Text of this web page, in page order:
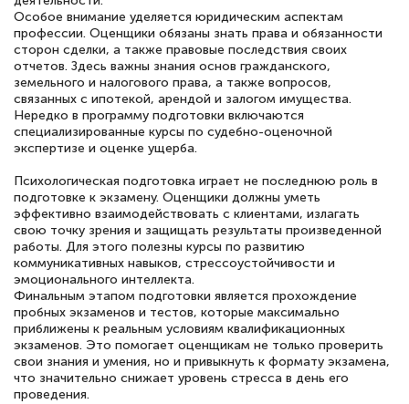
Знаток города 5 уровня
11 марта 2026
Всем добрый день! Я прошла курс
повышени каалификации по
специальности «Тренер-преподаватель
по тяжелой атлетике»! Хочется
подчеркуть, что при обращении
оперативно связались со мной
специалисты, ответили на все
интересующие вопросы и в течении
двух…
Светлана К
Знаток города 7 уровня
Особое внимание уделяется юридическим аспектам
профессии. Оценщики обязаны знать права и обязанности
сторон сделки, а также правовые последствия своих
отчетов. Здесь важны знания основ гражданского,
земельного и налогового права, а также вопросов,
связанных с ипотекой, арендой и залогом имущества.
Нередко в программу подготовки включаются
специализированные курсы по судебно-оценочной
экспертизе и оценке ущерба.
Психологическая подготовка играет не последнюю роль в
подготовке к экзамену. Оценщики должны уметь
эффективно взаимодействовать с клиентами, излагать
свою точку зрения и защищать результаты произведенной
работы. Для этого полезны курсы по развитию
коммуникативных навыков, стрессоустойчивости и
эмоционального интеллекта.
Финальным этапом подготовки является прохождение
пробных экзаменов и тестов, которые максимально
приближены к реальным условиям квалификационных
экзаменов. Это помогает оценщикам не только проверить
свои знания и умения, но и привыкнуть к формату экзамена,
что значительно снижает уровень стресса в день его
проведения.